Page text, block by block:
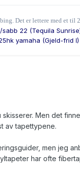
Det er lettere med et til
sabb 22 (Tequila
yamaha (Gjeld-frid I)
Men det
av tapettypene.
men jeg
har ofte